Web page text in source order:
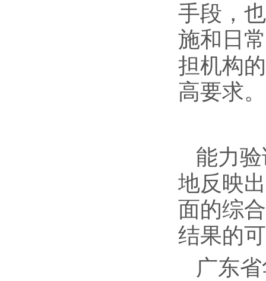
手段，
施和日
担机构
高要求。
能力
地反映
面的综
结果的
广东